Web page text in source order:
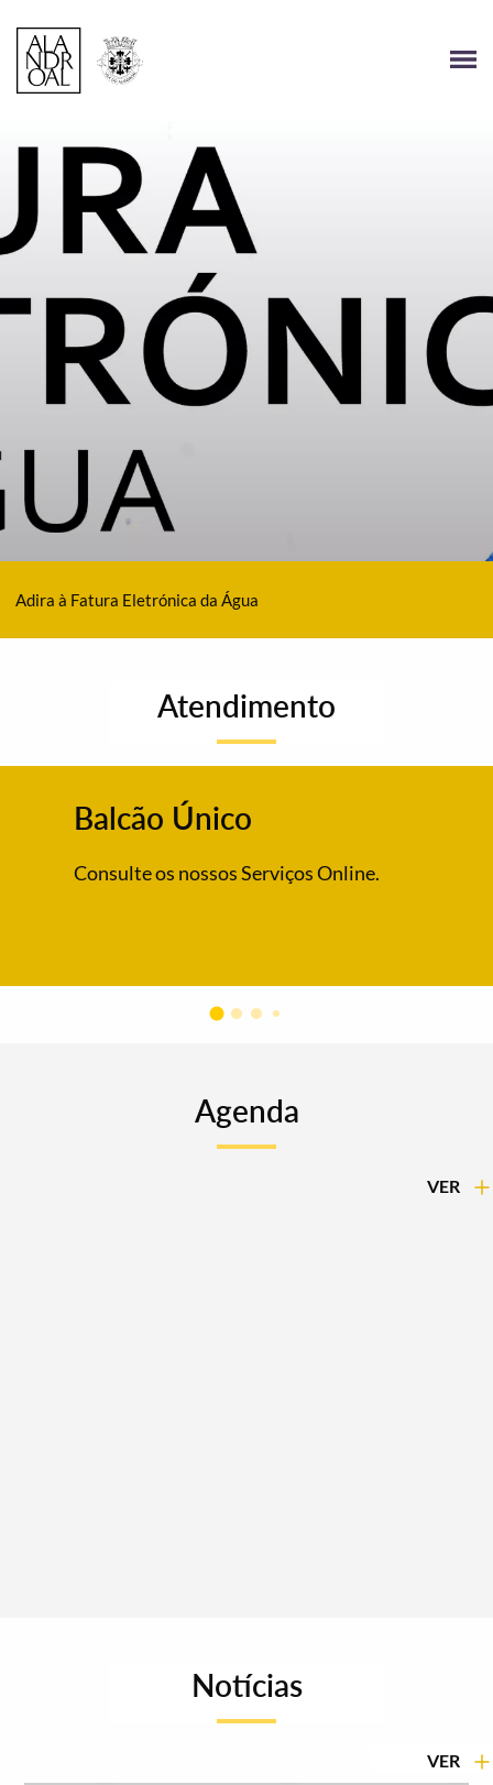
Página Inicial
Adira à Fatura Eletrónica da Água
Atendimento
Balcão Único
Consulte os nossos Serviços Online.
Agenda
VER
Notícias
VER